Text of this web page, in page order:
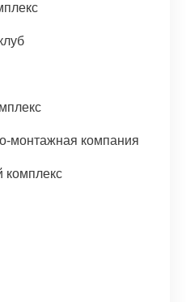
монтажная компания
комплекс